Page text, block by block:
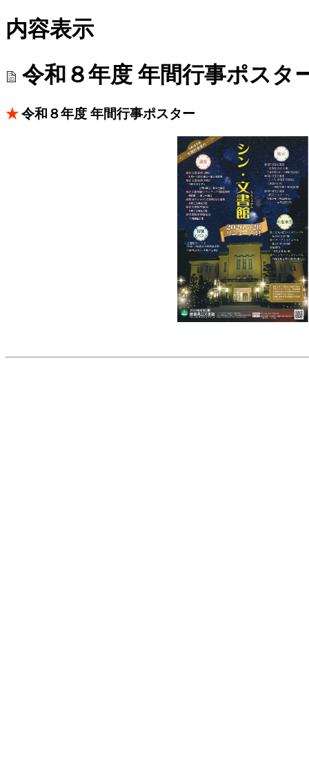
内容表示
令和８年度 年間行事ポスタ
★令和８年度 年間行事ポスター